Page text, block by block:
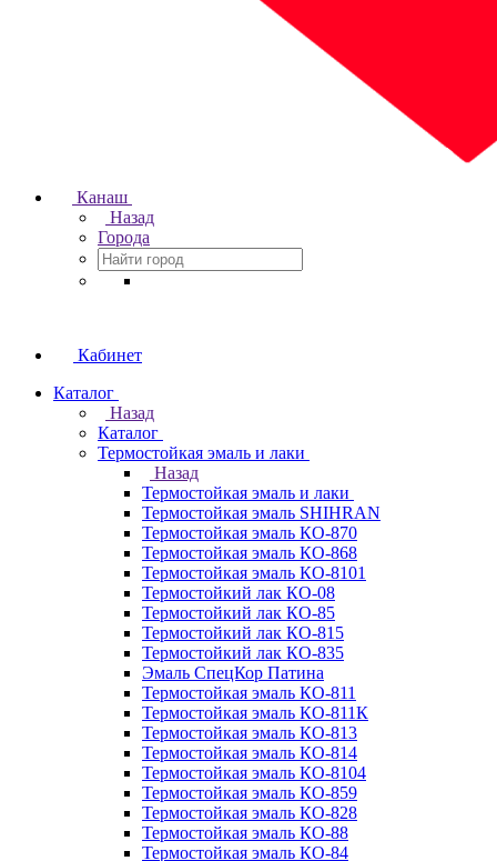
Канаш
Назад
Города
Кабинет
Каталог
Назад
Каталог
Термостойкая эмаль и лаки
Назад
Термостойкая эмаль и лаки
Термостойкая эмаль SHIHRAN
Термостойкая эмаль КО-870
Термостойкая эмаль КО-868
Термостойкая эмаль КО-8101
Термостойкий лак КО-08
Термостойкий лак КО-85
Термостойкий лак КО-815
Термостойкий лак КО-835
Эмаль СпецКор Патина
Термостойкая эмаль КО-811
Термостойкая эмаль КО-811К
Термостойкая эмаль КО-813
Термостойкая эмаль КО-814
Термостойкая эмаль КО-8104
Термостойкая эмаль КО-859
Термостойкая эмаль КО-828
Термостойкая эмаль КО-88
Термостойкая эмаль КО-84